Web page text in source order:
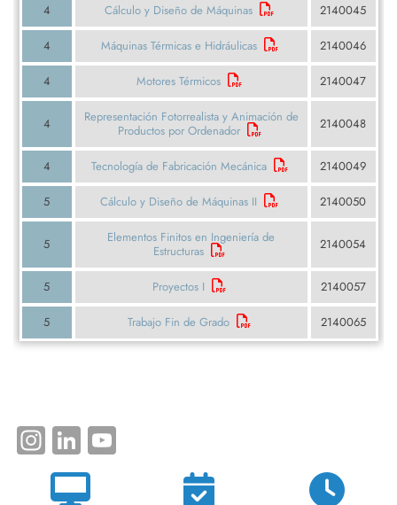
4 Cálculo y Diseño de Máquinas 2140045
4 Máquinas Térmicas e Hidráulicas 2140046
4 Motores Térmicos 2140047
4
Representación Fotorrealista y Animación de
Productos por Ordenador
2140048
4 Tecnología de Fabricación Mecánica 2140049
5 Cálculo y Diseño de Máquinas II 2140050
5
Elementos Finitos en Ingeniería de
Estructuras
2140054
5 Proyectos I 2140057
5 Trabajo Fin de Grado 2140065
Instagram
LinkedIn